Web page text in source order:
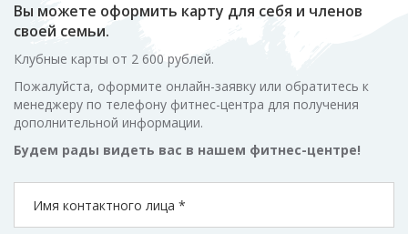
Вы можете оформить карту для себя и членов
своей семьи.
Клубные карты от 2 600 рублей.
Пожалуйста, оформите онлайн-заявку или обратитесь к
менеджеру по телефону фитнес-центра для получения
дополнительной информации.
Будем рады видеть вас в нашем фитнес-центре!